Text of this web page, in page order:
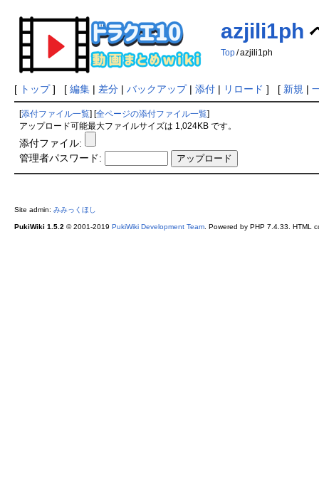
azjili1ph
Top /azjili1ph
[ トップ] [ 編集| 差分| バックアップ| 添付| リロード ] [ 新規 |
添付ファイル一覧 全ページの添付ファイル一覧
アップロード可能最大ファイルサイズは 1,024KB です。
添付ファイル:
管理者パスワード:
Site admin: みみっくほし
PukiWiki 1.5.2 © 2001-2019 PukiWiki Development Team. Powered by PHP 7.4.33. HTML